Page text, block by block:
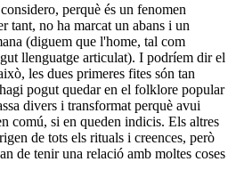
perquè és un fenomen
tant, no ha marcat un abans i un
(diguem que l'home, tal com
llenguatge articulat). I podríem dir el
les dues primeres fites són tan
pogut quedar en el folklore popular
divers i transformat perquè avui
comú, si en queden indicis. Els altres
de tots els rituals i creences, però
de tenir una relació amb moltes coses